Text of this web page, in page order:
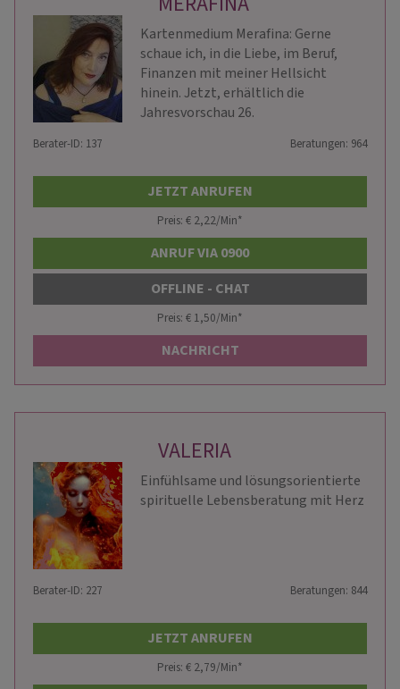
Kartenmedium Merafina: Gerne
schaue ich, in die Liebe, im Beruf,
Finanzen mit meiner Hellsicht
hinein. Jetzt, erhältlich die
Jahresvorschau 26.
Berater-ID: 137 Beratungen: 964
JETZT ANRUFEN
Preis: € 2,22/Min*
ANRUF VIA 0900
OFFLINE - CHAT
Preis: € 1,50/Min*
NACHRICHT
VALERIA
Einfühlsame und lösungsorientierte
spirituelle Lebensberatung mit Herz
Berater-ID: 227 Beratungen: 844
JETZT ANRUFEN
Preis: € 2,79/Min*